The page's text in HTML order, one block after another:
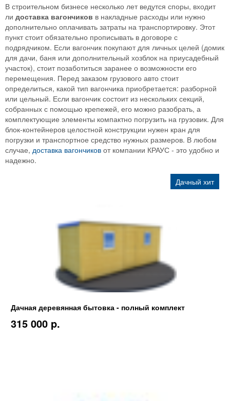
В строительном бизнесе несколько лет ведутся споры, входит
ли доставка вагончиков в накладные расходы или нужно
дополнительно оплачивать затраты на транспортировку. Этот
пункт стоит обязательно прописывать в договоре с
подрядчиком. Если вагончик покупают для личных целей (домик
для дачи, баня или дополнительный хозблок на приусадебный
участок), стоит позаботиться заранее о возможности его
перемещения. Перед заказом грузового авто стоит
определиться, какой тип вагончика приобретается: разборной
или цельный. Если вагончик состоит из нескольких секций,
собранных с помощью крепежей, его можно разобрать, а
комплектующие элементы компактно погрузить на грузовик. Для
блок-контейнеров целостной конструкции нужен кран для
погрузки и транспортное средство нужных размеров. В любом
случае, доставка вагончиков от компании КРАУС - это удобно и
надежно.
Дачный хит
Дачная деревянная бытовка - полный комплект
315 000 p.